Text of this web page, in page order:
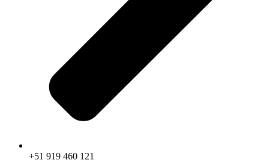
+51 919 460 121